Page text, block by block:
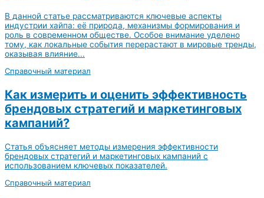
В данной статье рассматриваются ключевые аспекты
индустрии хайпа: её природа, механизмы формирования и
роль в современном обществе. Особое внимание уделено
тому, как локальные события перерастают в мировые тренды,
оказывая влияние...
Справочный материал
Как измерить и оценить эффективность
брендовых стратегий и маркетинговых
кампаний?
Статья объясняет методы измерения эффективности
брендовых стратегий и маркетинговых кампаний с
использованием ключевых показателей.
Справочный материал